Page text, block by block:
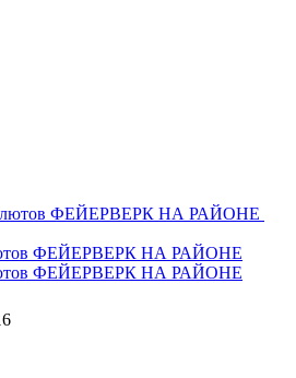
ФЕЙЕРВЕРК НА РАЙОНЕ
ФЕЙЕРВЕРК НА РАЙОНЕ